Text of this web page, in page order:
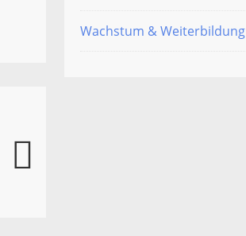
Wachstum & Weiterbildung